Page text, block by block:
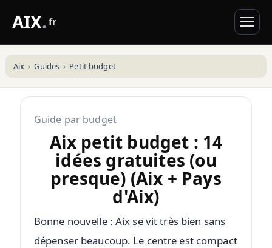
AIX.fr
Aix Guides Petit budget
Guide par budget
Aix petit budget : 14
idées gratuites (ou
presque) (Aix + Pays
d'Aix)
Bonne nouvelle : Aix se vit très bien sans
dépenser beaucoup. Le centre est compact